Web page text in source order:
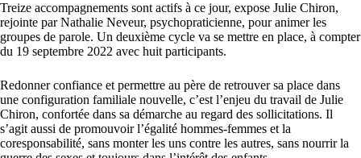
Treize accompagnements sont actifs à ce jour, expose Julie Chiron,
rejointe par Nathalie Neveur, psychopraticienne, pour animer les
groupes de parole. Un deuxième cycle va se mettre en place, à compter
du 19 septembre 2022 avec huit participants.
Redonner confiance et permettre au père de retrouver sa place dans
une configuration familiale nouvelle, c’est l’enjeu du travail de Julie
Chiron, confortée dans sa démarche au regard des sollicitations. Il
s’agit aussi de promouvoir l’égalité hommes-femmes et la
coresponsabilité, sans monter les uns contre les autres, sans nourrir la